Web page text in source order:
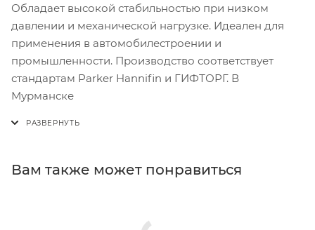
Обладает высокой стабильностью при низком
давлении и механической нагрузке. Идеален для
применения в автомобилестроении и
промышленности. Производство соответствует
стандартам Parker Hannifin и ГИФТОРГ. В
Мурманске
Вам также может понравиться